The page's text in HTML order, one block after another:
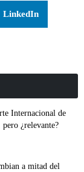
LinkedIn
Internacional de
¿relevante?
a mitad del